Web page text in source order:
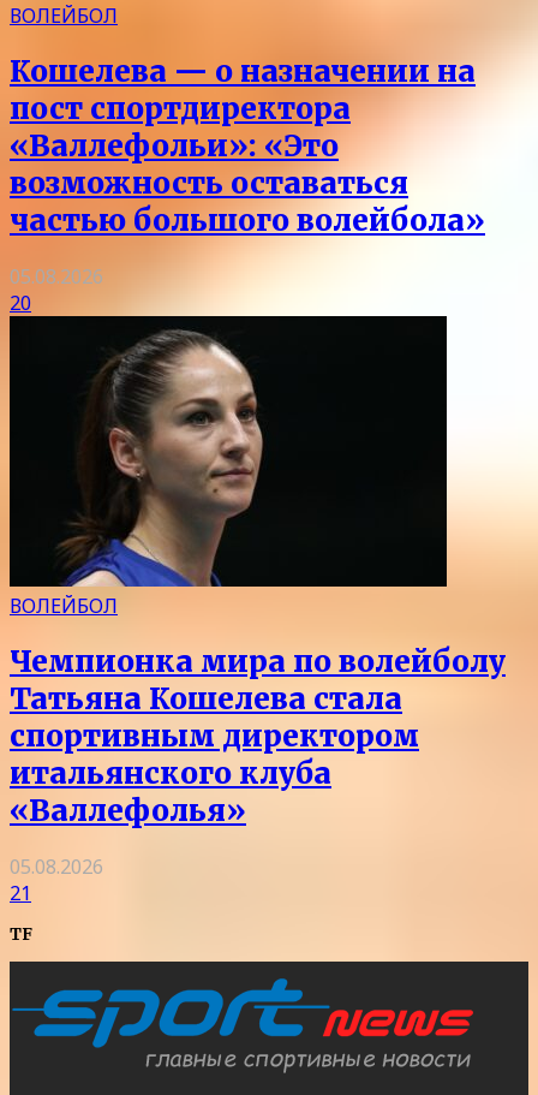
ВОЛЕЙБОЛ
Кошелева — о назначении на
пост спортдиректора
«Валлефольи»: «Это
возможность оставаться
частью большого волейбола»
05.08.2026
20
ВОЛЕЙБОЛ
Чемпионка мира по волейболу
Татьяна Кошелева стала
спортивным директором
итальянского клуба
«Валлефолья»
05.08.2026
21
TF